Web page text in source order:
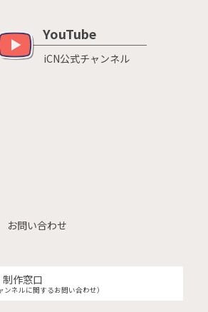
YouTube
iCN公式チャンネル
お問い合わせ
制作窓口
ンネルに関するお問い合わせ）